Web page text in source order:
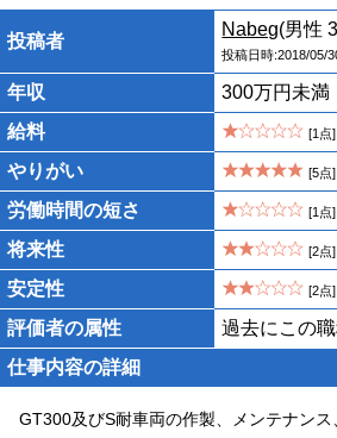
投稿者
Nabeg(男性
投稿日時:2018/05/
年収
300万円未満
給料
[1点]
やりがい [5点]
労働時間の短さ [1点]
将来性 [2点]
安定性 [2点]
評価者の属性
過去にこの
仕事内容の詳細
GT300及びS耐車両の作製、メンテナン